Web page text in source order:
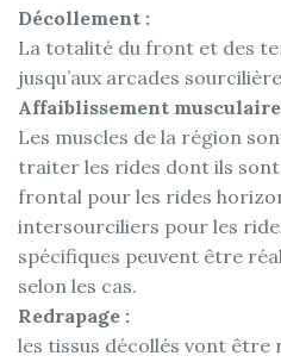
Décollement :
La totalité du front et des
jusqu’aux arcades
Affaiblissement
Les muscles de la région
traiter les rides dont ils sont
frontal pour les rides
intersourciliers pour les
spécifiques peuvent être
selon les cas.
Redrapage :
les tissus décollés vont être